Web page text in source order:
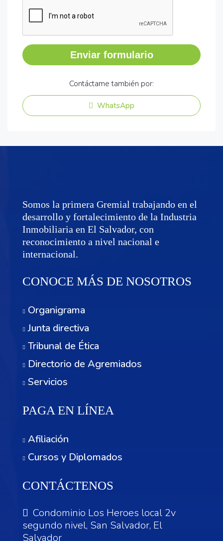
Enviar formulario
Contáctame también por:
WhatsApp
Somos la primera Gremial trabajando en el
desarrollo y fortalecimiento de la Industria
Inmobiliaria en El Salvador, con
reconocimiento a nivel nacional e
internacional.
CONOCE MÁS DE NOSOTROS
Organigrama
Junta directiva
Tribunal de Ética
Directorio de Agremiados
Servicios
PAGA EN LÍNEA
Afiliación
Cursos y Diplomados
CONTÁCTENOS
Condominio Los Heroes local 2v
segundo nivel, San Salvador, El
Salvador